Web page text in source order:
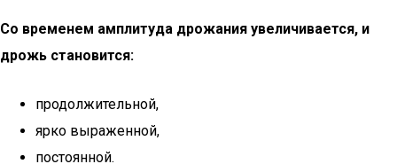
Со временем амплитуда дрожания увеличивается, и
дрожь становится:
продолжительной,
ярко выраженной,
постоянной.